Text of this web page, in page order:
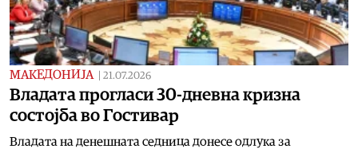
МАКЕДОНИЈА 21.07.2026
Владата прогласи 30-дневна кризна
состојба во Гостивар
Владата на денешната седница донесе одлука за